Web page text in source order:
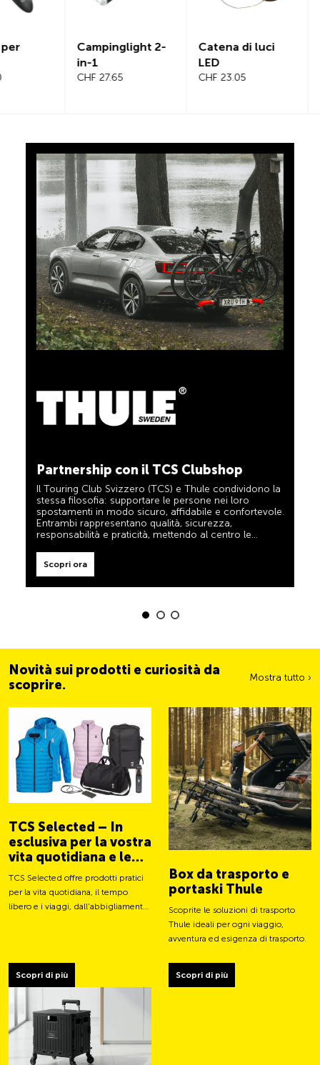
Campinglight 2-
Catena di luci
Beeline
stessa filosofia: supportare le persone nei loro
spostamenti in modo sicuro, affidabile e confortevole.
responsabilità e praticità, mettendo al centro le
esigenze dei viaggiatori e delle famiglie attive.
Scopri ora
5% di cashback
riceverete automaticamente un cashback del 5%. La
TCS Member Mastercard è allo stesso tempo carta
socio, carta di pagamento e carta vantaggi, ed è
gratuita a tempo indeterminato per i soci TCS.
un aiuto affidabile e pratico durante ogni spostamento.
Tali prodotti sono facilmente riconoscibili nel negozio
Scopri ora
Novità sui prodotti e curiosità da
scoprire.
Mostra tutto ›
TCS Selected – In
esclusiva per la vostra
vita quotidiana e le
vostre avventure
TCS Selected offre prodotti pratici
per la vita quotidiana, il tempo
libero e i viaggi, dall’abbigliamento
Scopri di più
Box da trasporto e
portaski Thule
Scoprite le soluzioni di trasporto
Thule ideali per ogni viaggio,
avventura ed esigenza di trasporto.
Scopri di più